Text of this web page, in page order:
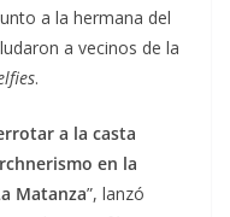
a la hermana del
a vecinos de la
.
a la casta
en la
Matanza”, lanzó